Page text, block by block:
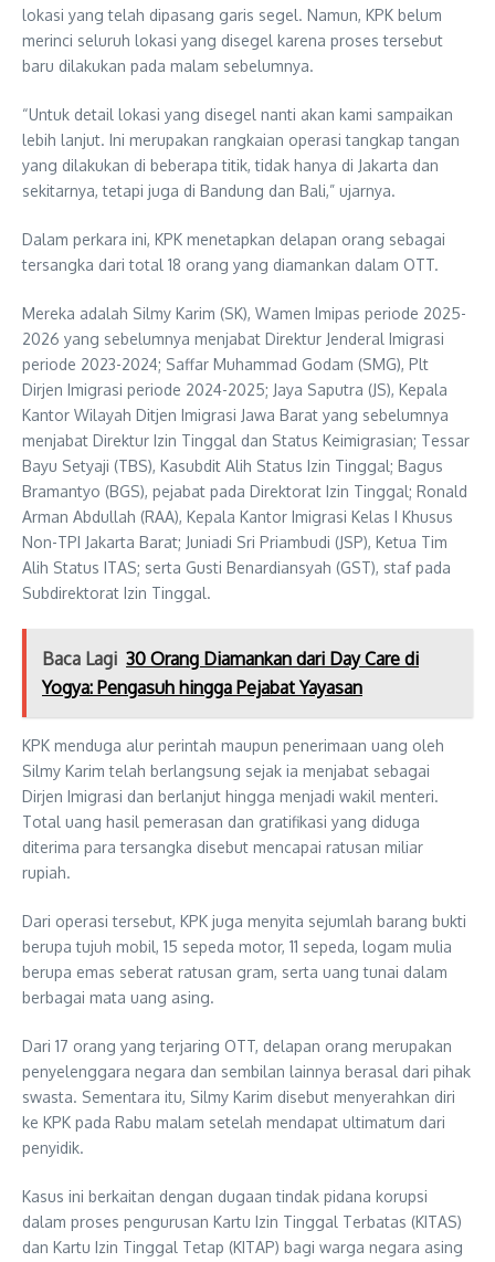
lokasi yang telah dipasang garis segel. Namun, KPK belum
merinci seluruh lokasi yang disegel karena proses tersebut
baru dilakukan pada malam sebelumnya.
“Untuk detail lokasi yang disegel nanti akan kami sampaikan
lebih lanjut. Ini merupakan rangkaian operasi tangkap tangan
yang dilakukan di beberapa titik, tidak hanya di Jakarta dan
sekitarnya, tetapi juga di Bandung dan Bali,” ujarnya.
Dalam perkara ini, KPK menetapkan delapan orang sebagai
tersangka dari total 18 orang yang diamankan dalam OTT.
Mereka adalah Silmy Karim (SK), Wamen Imipas periode 2025-
2026 yang sebelumnya menjabat Direktur Jenderal Imigrasi
periode 2023-2024; Saffar Muhammad Godam (SMG), Plt
Dirjen Imigrasi periode 2024-2025; Jaya Saputra (JS), Kepala
Kantor Wilayah Ditjen Imigrasi Jawa Barat yang sebelumnya
menjabat Direktur Izin Tinggal dan Status Keimigrasian; Tessar
Bayu Setyaji (TBS), Kasubdit Alih Status Izin Tinggal; Bagus
Bramantyo (BGS), pejabat pada Direktorat Izin Tinggal; Ronald
Arman Abdullah (RAA), Kepala Kantor Imigrasi Kelas I Khusus
Non-TPI Jakarta Barat; Juniadi Sri Priambudi (JSP), Ketua Tim
Alih Status ITAS; serta Gusti Benardiansyah (GST), staf pada
Subdirektorat Izin Tinggal.
Baca Lagi 30 Orang Diamankan dari Day Care di
Yogya: Pengasuh hingga Pejabat Yayasan
KPK menduga alur perintah maupun penerimaan uang oleh
Silmy Karim telah berlangsung sejak ia menjabat sebagai
Dirjen Imigrasi dan berlanjut hingga menjadi wakil menteri.
Total uang hasil pemerasan dan gratifikasi yang diduga
diterima para tersangka disebut mencapai ratusan miliar
rupiah.
Dari operasi tersebut, KPK juga menyita sejumlah barang bukti
berupa tujuh mobil, 15 sepeda motor, 11 sepeda, logam mulia
berupa emas seberat ratusan gram, serta uang tunai dalam
berbagai mata uang asing.
Dari 17 orang yang terjaring OTT, delapan orang merupakan
penyelenggara negara dan sembilan lainnya berasal dari pihak
swasta. Sementara itu, Silmy Karim disebut menyerahkan diri
ke KPK pada Rabu malam setelah mendapat ultimatum dari
penyidik.
Kasus ini berkaitan dengan dugaan tindak pidana korupsi
dalam proses pengurusan Kartu Izin Tinggal Terbatas (KITAS)
dan Kartu Izin Tinggal Tetap (KITAP) bagi warga negara asing